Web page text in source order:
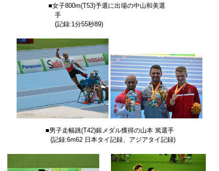
■女子800m(T53)予選に出場の中山和美選
手
(記録:1分55秒89)
■男子走幅跳(T42)銀メダル獲得の山本 篤選手
(記録:6m62 日本タイ記録、アジアタイ記録)